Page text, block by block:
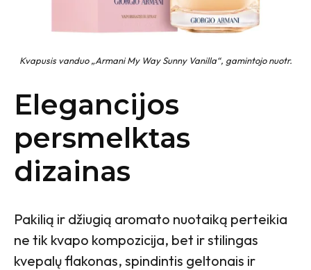
Kvapusis vanduo „Armani My Way Sunny Vanilla“, gamintojo nuotr.
Elegancijos
persmelktas
dizainas
Pakilią ir džiugią aromato nuotaiką perteikia
ne tik kvapo kompozicija, bet ir stilingas
kvepalų flakonas, spindintis geltonais ir